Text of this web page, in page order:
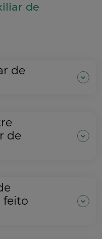
de
de
de
feito